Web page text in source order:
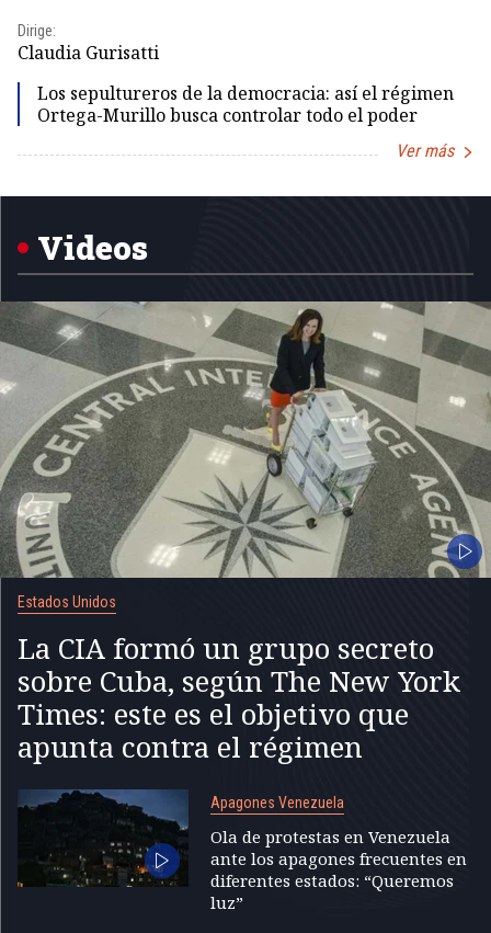
Dirige:
Claudia Gurisatti
Los sepultureros de la democracia: así el régimen
Ortega-Murillo busca controlar todo el poder
Ver más
1
Videos
Estados Unidos
La CIA formó un grupo secreto
sobre Cuba, según The New York
Times: este es el objetivo que
apunta contra el régimen
Apagones Venezuela
Ola de protestas en Venezuela
ante los apagones frecuentes en
diferentes estados: “Queremos
luz”